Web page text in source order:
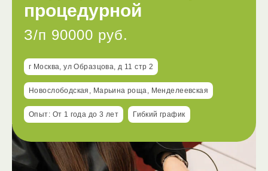
процедурной
З/п 90000 руб.
г Москва, ул Образцова, д 11 стр 2
Новослободская, Марьина роща, Менделеевская
Опыт: От 1 года до 3 лет Гибкий график